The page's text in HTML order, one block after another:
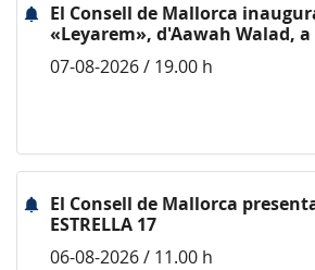
El Consell de Mallorca
«Leyarem», d'Aawah Walad,
07-08-2026 / 19.00 h
El Consell de Mallorca
ESTRELLA 17
06-08-2026 / 11.00 h